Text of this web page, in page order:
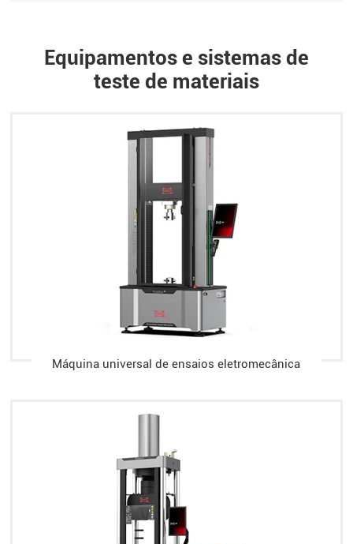
Equipamentos e sistemas de
teste de materiais
Máquina universal de ensaios eletromecânica